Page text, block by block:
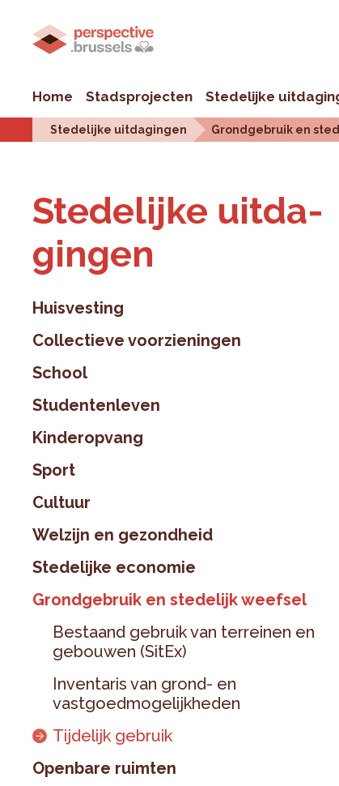
Home Stadsprojecten Stedelijke
Stedelijke uitdagingen Grondgebruik en
Ste­de­lij­ke uit­da­
gin­gen
Huisvesting
Collectieve voorzieningen
School
Studentenleven
Kinderopvang
Sport
Cultuur
Welzijn en gezondheid
Stedelijke economie
Grondgebruik en stedelijk weefsel
Bestaand gebruik van terreinen en
gebouwen (SitEx)
Inventaris van grond- en
vastgoedmogelijkheden
Tijdelijk gebruik
Openbare ruimten